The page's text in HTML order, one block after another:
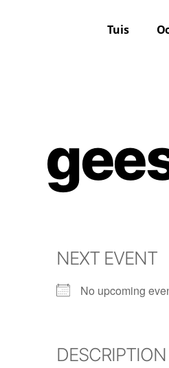
Tuis
NEXT EVENT
No upcoming
DESCRIPTION